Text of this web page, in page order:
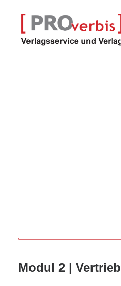
Modul 2 | Vertrieb